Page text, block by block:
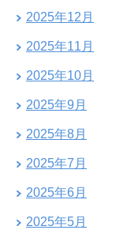
2025年12月
2025年11月
2025年10月
2025年9月
2025年8月
2025年7月
2025年6月
2025年5月